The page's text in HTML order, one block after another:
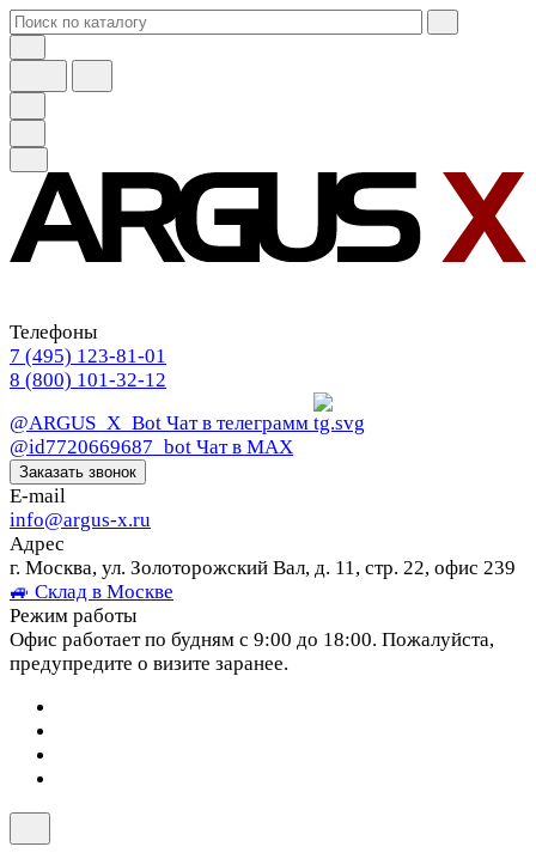
Телефоны
7 (495) 123-81-01
8 (800) 101-32-12
@ARGUS_X_Bot Чат в телеграмм
@id7720669687_bot Чат в МАХ
Заказать звонок
E-mail
info@argus-x.ru
Адрес
г. Москва, ул. Золоторожский Вал, д. 11, стр. 22, офис 239
🚙 Склад в Москве
Режим работы
Офис работает по будням с 9:00 до 18:00. Пожалуйста,
предупредите о визите заранее.